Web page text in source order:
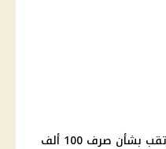
كشفت مصادر حكومية عن قرار مرتقب بشأن صرف 100 ألف